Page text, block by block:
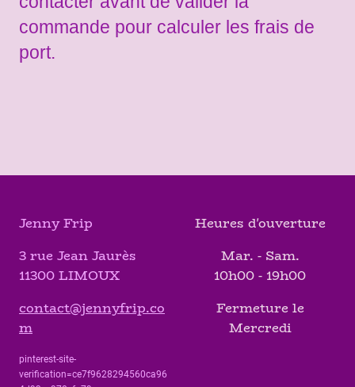
commande pour calculer les frais de
port.
Jenny Frip
3 rue Jean Jaurès
11300 LIMOUX
contact@jennyfrip.co
m
pinterest-site-
verification=ce7f9628294560ca96
Heures d'ouverture
Mar. - Sam.
10h00 - 19h00
Fermeture le
Mercredi